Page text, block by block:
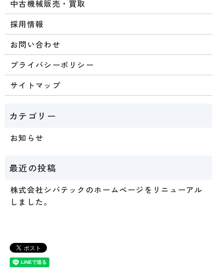
中古機械販売・買取
採用情報
お問い合わせ
プライバシーポリシー
サイトマップ
お知らせ
株式会社シバテックのホームページをリニューアル
しました。